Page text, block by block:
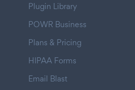
Plugin Library
POWR Business
Plans & Pricing
HIPAA Forms
Email Blast